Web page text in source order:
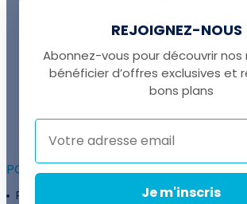
UNE QUESTION ?
+41 22 307 02 00
POUR ALLER PLUS LOIN :
Programme fidélité
Entreprises
REJOIGNEZ-NOUS
Abonnez-vous pour découvrir
bénéficier d’offres exclusives et
bons plans
Je m'inscris